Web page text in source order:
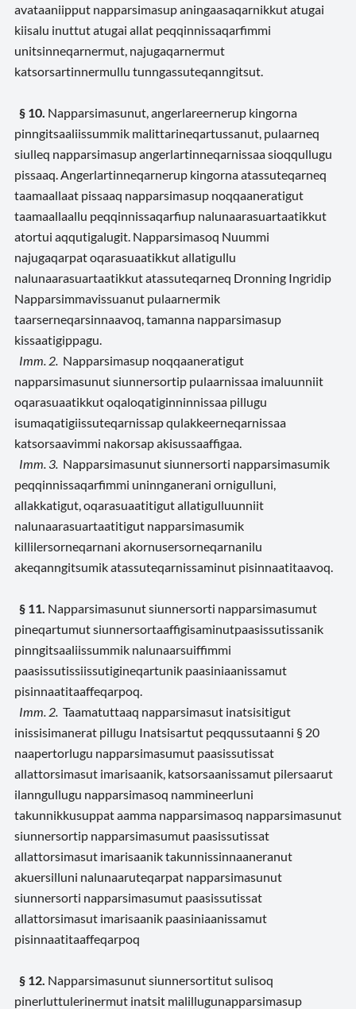
avataaniipput napparsimasup aningaasaqarnikkut atugai
kiisalu inuttut atugai allat peqqinnissaqarfimmi
unitsinneqarnermut, najugaqarnermut
katsorsartinnermullu tunngassuteqanngitsut.
§ 10. Napparsimasunut, angerlareernerup kingorna
pinngitsaaliissummik malittarineqartussanut, pulaarneq
siulleq napparsimasup angerlartinneqarnissaa sioqqullugu
pissaaq. Angerlartinneqarnerup kingorna atassuteqarneq
taamaallaat pissaaq napparsimasup noqqaaneratigut
taamaallaallu peqqinnissaqarfiup nalunaarasuartaatikkut
atortui aqqutigalugit. Napparsimasoq Nuummi
najugaqarpat oqarasuaatikkut allatigullu
nalunaarasuartaatikkut atassuteqarneq Dronning Ingridip
Napparsimmavissuanut pulaarnermik
taarserneqarsinnaavoq, tamanna napparsimasup
kissaatigippagu.
Imm. 2. Napparsimasup noqqaaneratigut
napparsimasunut siunnersortip pulaarnissaa imaluunniit
oqarasuaatikkut oqaloqatiginninnissaa pillugu
isumaqatigiissuteqarnissap qulakkeerneqarnissaa
katsorsaavimmi nakorsap akisussaaffigaa.
Imm. 3. Napparsimasunut siunnersorti napparsimasumik
peqqinnissaqarfimmi uninnganerani ornigulluni,
allakkatigut, oqarasuaatitigut allatigulluunniit
nalunaarasuartaatitigut napparsimasumik
killilersorneqarnani akornusersorneqarnanilu
akeqanngitsumik atassuteqarnissaminut pisinnaatitaavoq.
§ 11. Napparsimasunut siunnersorti napparsimasumut
pineqartumut siunnersortaaffigisaminutpaasissutissanik
pinngitsaaliissummik nalunaarsuiffimmi
paasissutissiissutigineqartunik paasiniaanissamut
pisinnaatitaaffeqarpoq.
Imm. 2. Taamatuttaaq napparsimasut inatsisitigut
inissisimanerat pillugu Inatsisartut peqqussutaanni § 20
naapertorlugu napparsimasumut paasissutissat
allattorsimasut imarisaanik, katsorsaanissamut pilersaarut
ilanngullugu napparsimasoq nammineerluni
takunnikkusuppat aamma napparsimasoq napparsimasunut
siunnersortip napparsimasumut paasissutissat
allattorsimasut imarisaanik takunnissinnaaneranut
akuersilluni nalunaaruteqarpat napparsimasunut
siunnersorti napparsimasumut paasissutissat
allattorsimasut imarisaanik paasiniaanissamut
pisinnaatitaaffeqarpoq
§ 12. Napparsimasunut siunnersortitut sulisoq
pinerluttulerinermut inatsit malillugunapparsimasup